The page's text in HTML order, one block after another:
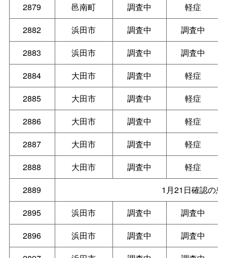
2879
邑南町 調査中
軽症
2882
浜田市 調査中
調査中
2883
浜田市 調査中
調査中
2884
大田市 調査中
軽症
2885
大田市 調査中
軽症
2886
大田市 調査中
軽症
2887
大田市 調査中
軽症
2888
大田市 調査中
軽症
2889
1月21日確認の患
2895
浜田市 調査中
調査中
2896
浜田市 調査中
調査中